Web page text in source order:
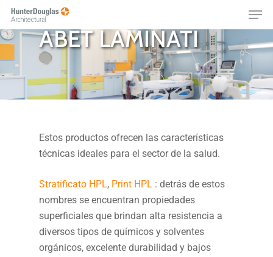
Skip
main
CON LAMINADOS
ABET LAMINATI
Estos productos ofrecen las características
técnicas ideales para el sector de la salud.
Stratificato HPL, Print HPL : detrás de estos
nombres se encuentran propiedades
superficiales que brindan alta resistencia a
diversos tipos de químicos y solventes
orgánicos, excelente durabilidad y bajos